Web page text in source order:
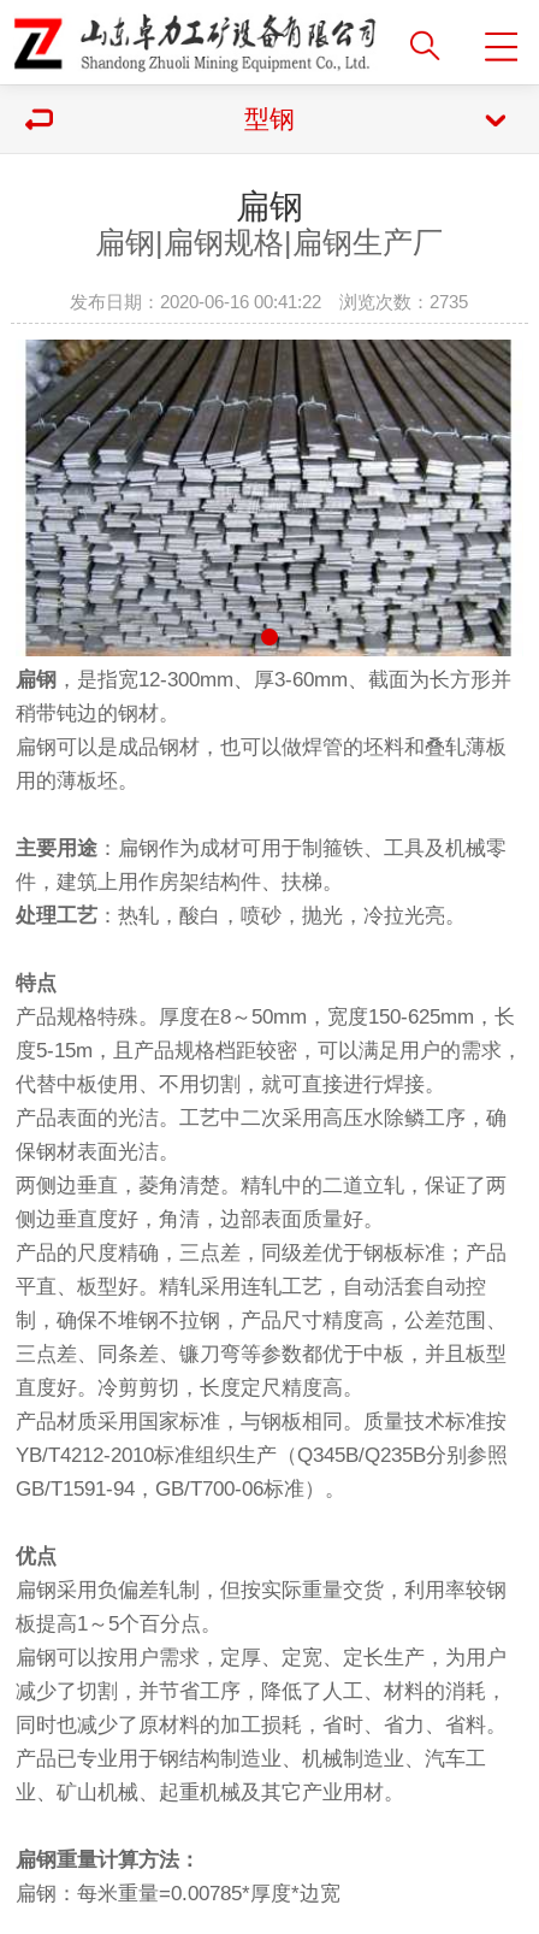
型钢
扁钢
扁钢| 扁钢规格|扁钢生产厂
发布日期：2020-06-16 00:41:22 浏览次数： 2735
扁钢 ，是指宽12-300mm、厚3-60mm、截面为长方形并
稍带钝边的钢材。
扁钢可以是成品钢材，也可以做焊管的坯料和叠轧薄板
用的薄板坯。
主要用途 ：扁钢作为成材可用于制箍铁、工具及机械零
件，建筑上用作房架结构件、扶梯。
处理工艺 ：热轧，酸白，喷砂，抛光，冷拉光亮。
特点
产品规格特殊。厚度在8～50mm，宽度150-625mm，长
度5-15m，且产品规格档距较密，可以满足用户的需求，
代替中板使用、不用切割，就可直接进行焊接。
产品表面的光洁。工艺中二次采用高压水除鳞工序，确
保钢材表面光洁。
两侧边垂直，菱角清楚。精轧中的二道立轧，保证了两
侧边垂直度好，角清，边部表面质量好。
产品的尺度精确，三点差，同级差优于钢板标准；产品
平直、板型好。精轧采用连轧工艺，自动活套自动控
制，确保不堆钢不拉钢，产品尺寸精度高，公差范围、
三点差、同条差、镰刀弯等参数都优于中板，并且板型
直度好。冷剪剪切，长度定尺精度高。
产品材质采用国家标准，与钢板相同。质量技术标准按
YB/T4212-2010标准组织生产（Q345B/Q235B分别参照
GB/T1591-94，GB/T700-06标准）。
优点
扁钢采用负偏差轧制，但按实际重量交货，利用率较钢
板提高1～5个百分点。
扁钢可以按用户需求，定厚、定宽、定长生产，为用户
减少了切割，并节省工序，降低了人工、材料的消耗，
同时也减少了原材料的加工损耗，省时、省力、省料。
产品已专业用于钢结构制造业、机械制造业、汽车工
业、矿山机械、起重机械及其它产业用材。
扁钢重量计算方法：
扁钢：每米重量=0.00785*厚度*边宽